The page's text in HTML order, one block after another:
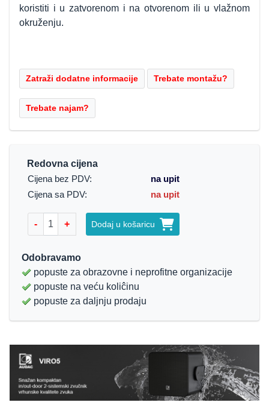
koristiti i u zatvorenom i na otvorenom ili u vlažnom
okruženju.
Redovna cijena
Cijena bez PDV:
na upit
Cijena sa PDV:
na upit
- + Dodaj u košaricu
Odobravamo
popuste za obrazovne i neprofitne organizacije
popuste na veću koliĉinu
popuste za daljnju prodaju